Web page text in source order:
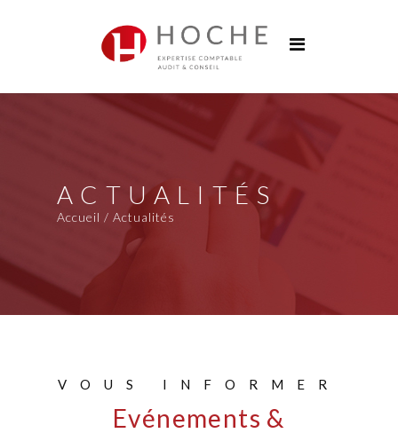
Services
Actualités
Contact
ACTUALITÉS
Accueil / Actualités
VOUS INFORMER
Evénements &